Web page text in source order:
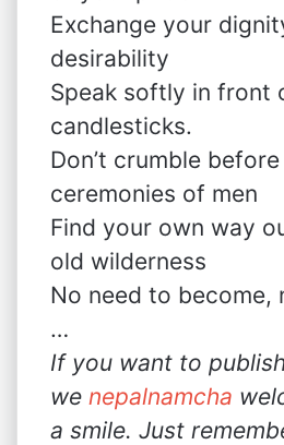
Exchange your
desirability
Speak softly in front
candlesticks.
Don’t crumble
ceremonies of men
Find your own way
old wilderness
No need to become,
…
If you want to
we nepalnamcha
a smile. Just